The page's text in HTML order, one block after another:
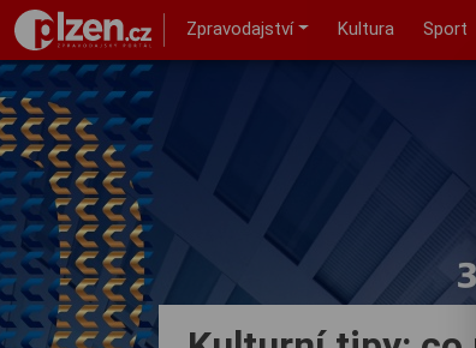
Zpravodajství Kultura Sport